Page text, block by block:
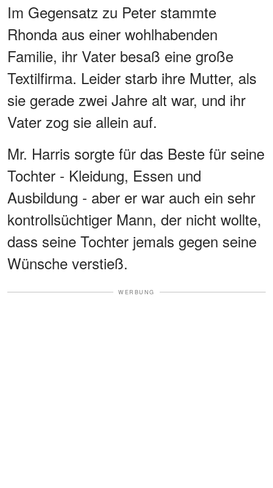
Im Gegensatz zu Peter stammte
Rhonda aus einer wohlhabenden
Familie, ihr Vater besaß eine große
Textilfirma. Leider starb ihre Mutter, als
sie gerade zwei Jahre alt war, und ihr
Vater zog sie allein auf.
Mr. Harris sorgte für das Beste für seine
Tochter - Kleidung, Essen und
Ausbildung - aber er war auch ein sehr
kontrollsüchtiger Mann, der nicht wollte,
dass seine Tochter jemals gegen seine
Wünsche verstieß.
WERBUNG